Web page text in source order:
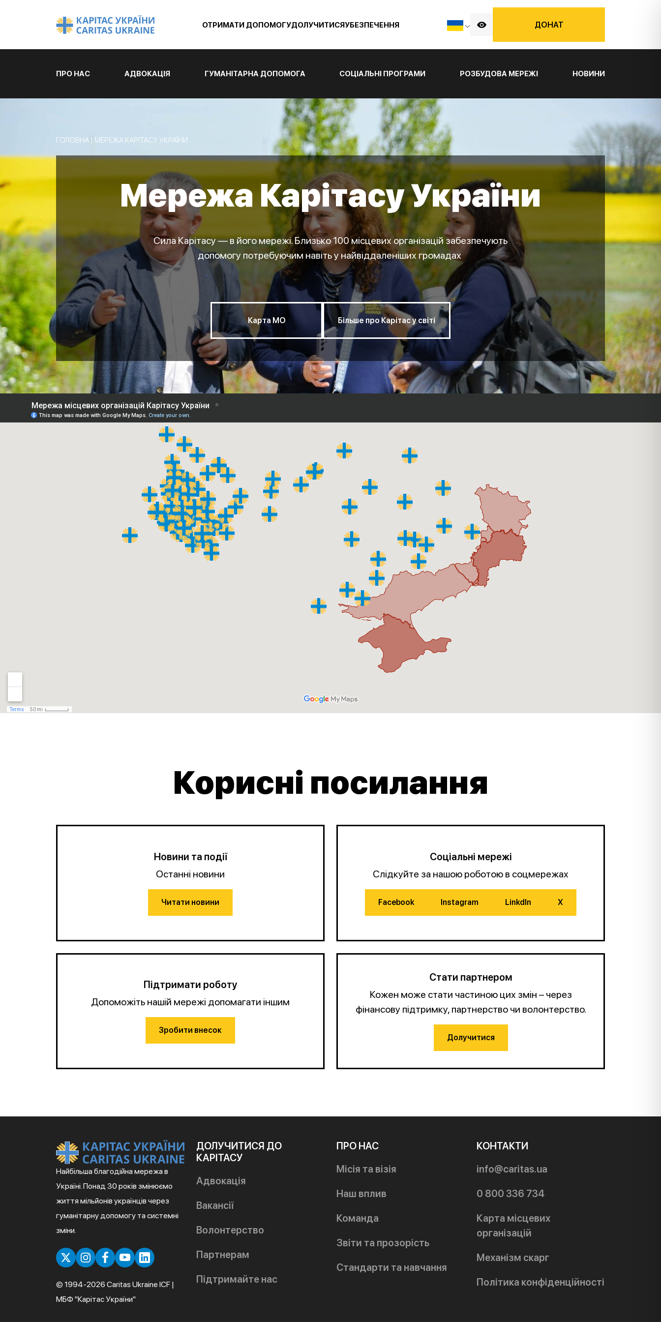
ОТРИМАТИ ДОПОМОГУДОЛУЧИТИСЯУБЕЗПЕЧЕННЯ ДОНАТ
ПРО НАС АДВОКАЦІЯ ГУМАНІТАРНА ДОПОМОГА СОЦІАЛЬНІ ПРОГРАМИ РОЗБУДОВА МЕРЕЖІ НОВИНИ
ГОЛОВНА | МЕРЕЖА КАРІТАСУ УКРАЇНИ
Мережа Карітасу України
Сила Карітасу — в його мережі.Близько 100 місцевих організацій забезпечують
допомогу потребуючим навіть у найвіддаленіших громадах
Карта МО Більше про Карітас у світі
Корисні посилання
Новини та події
Останні новини
Читати новини
Соціальні мережі
Слідкуйте за нашою роботою в соцмережах
Facebook Instagram LinkdIn Х
Підтримати роботу
Допоможіть нашій мережі допомагати іншим
Зробити внесок
Стати партнером
Кожен може стати частиною цих змін – через
фінансову підтримку, партнерство чи волонтерство.
Долучитися
Найбільша благодійна мережа в
Україні. Понад 30 років змінюємо
життя мільйонів українців через
гуманітарну допомогу та системні
зміни.
© 1994-2026 Caritas Ukraine ICF |
МБФ "Карітас України"
ДОЛУЧИТИСЯ ДО
КАРІТАСУ
Адвокація
Вакансії
Волонтерство
Партнерам
Підтримайте нас
ПРО НАС
Місія та візія
Наш вплив
Команда
Звіти та прозорість
Стандарти та навчання
КОНТАКТИ
info@caritas.ua
0 800 336 734
Карта місцевих
організацій
Механізм скарг
Політика конфіденційності